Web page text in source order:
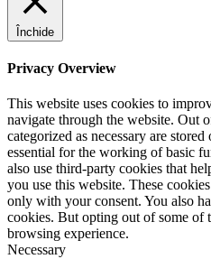
Închide
Privacy Overview
This website uses cookies to
navigate through the website. Out
categorized as necessary are
essential for the working of basic
also use third-party cookies that
you use this website. These
only with your consent. You also
cookies. But opting out of some of
browsing experience.
Necessary